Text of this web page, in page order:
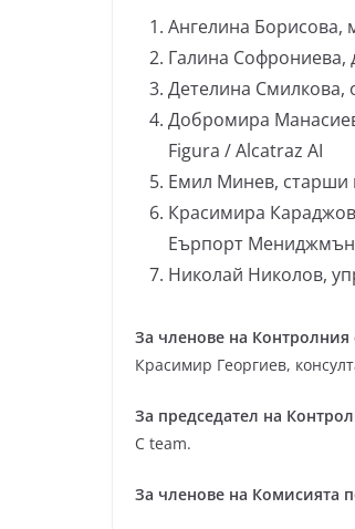
Ангелина Борисова,
Галина Софрониева,
Детелина Смилкова,
Добромира
Figura / Alcatraz AI
Емил Минев, старши
Красимира
Еърпорт
Николай Николов,
За членове на Контролния
Красимир Георгиев,
За председател на
C team.
За членове на Комисията